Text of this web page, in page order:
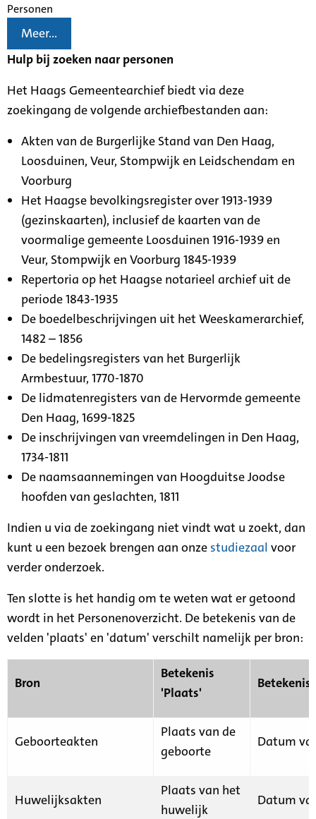
Personen
Meer...
Hulp bij zoeken naar personen
Het Haags Gemeentearchief biedt via deze
zoekingang de volgende archiefbestanden aan:
Akten van de Burgerlijke Stand van Den Haag,
Loosduinen, Veur, Stompwijk en Leidschendam en
Voorburg
Het Haagse bevolkingsregister over 1913-1939
(gezinskaarten), inclusief de kaarten van de
voormalige gemeente Loosduinen 1916-1939 en
Veur, Stompwijk en Voorburg 1845-1939
Repertoria op het Haagse notarieel archief uit de
periode 1843-1935
De boedelbeschrijvingen uit het Weeskamerarchief,
1482 – 1856
De bedelingsregisters van het Burgerlijk
Armbestuur, 1770-1870
De lidmatenregisters van de Hervormde gemeente
Den Haag, 1699-1825
De inschrijvingen van vreemdelingen in Den Haag,
1734-1811
De naamsaannemingen van Hoogduitse Joodse
hoofden van geslachten, 1811
Indien u via de zoekingang niet vindt wat u zoekt, dan
kunt u een bezoek brengen aan onze studiezaal voor
verder onderzoek.
Ten slotte is het handig om te weten wat er getoond
wordt in het Personenoverzicht. De betekenis van de
velden 'plaats' en 'datum' verschilt namelijk per bron:
Bron
Betekenis
'Plaats'
Geboorteakten
Plaats van de
geboorte
Datum
Huwelijksakten
Plaats van het
huwelijk
Datum